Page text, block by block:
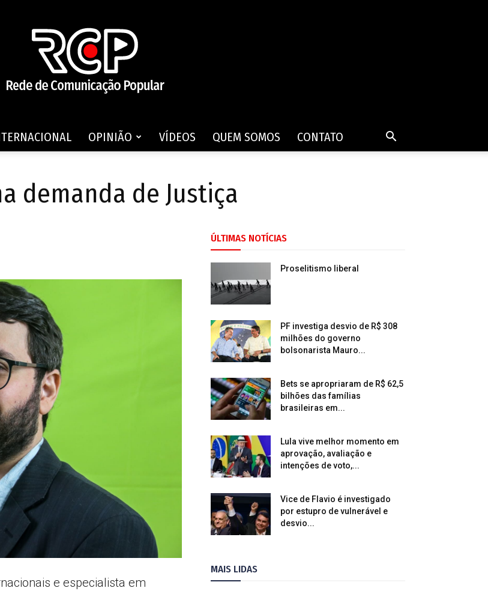
–
OPINIÃO VÍDEOS QUEM SOMOS CONTATO
demanda de Justiça
e especialista em
ÚLTIMAS NOTÍCIAS
Proselitismo liberal
PF investiga desvio de R$ 308
milhões do governo
bolsonarista Mauro...
Bets se apropriaram de R$ 62,5
bilhões das famílias
brasileiras em...
Lula vive melhor momento em
aprovação, avaliação e
intenções de voto,...
Vice de Flavio é investigado
por estupro de vulnerável e
desvio...
MAIS LIDAS